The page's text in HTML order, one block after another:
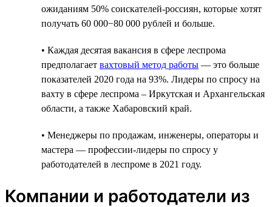
ожиданиям 50% соискателей-россиян, которые хотят
получать 60 000−80 000 рублей и больше.
• Каждая десятая вакансия в сфере леспрома
предполагает вахтовый метод работы — это больше
показателей 2020 года на 93%. Лидеры по спросу на
вахту в сфере леспрома – Иркутская и Архангельская
области, а также Хабаровский край.
• Менеджеры по продажам, инженеры, операторы и
мастера — профессии-лидеры по спросу у
работодателей в леспроме в 2021 году.
Компании и работодатели из